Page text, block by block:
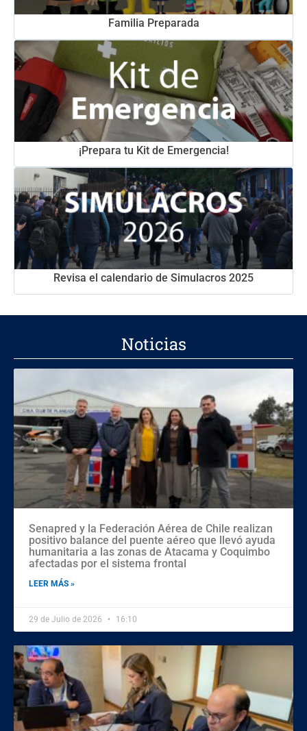
Familia Preparada
¡Prepara tu Kit de Emergencia!
Revisa el calendario de Simulacros 2025
Noticias
Senapred y la Federación Aérea de Chile realizan
positivo balance del puente aéreo que llevó ayuda
humanitaria a las zonas de Atacama y Coquimbo
afectadas por el sistema frontal
LEER MÁS »
29 de Julio de 2026 16:10